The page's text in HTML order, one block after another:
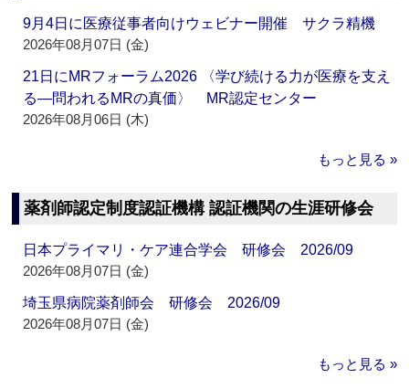
9月4日に医療従事者向けウェビナー開催 サクラ精機
2026年08月07日 (金)
21日にMRフォーラム2026 〈学び続ける力が医療を支え
る―問われるMRの真価〉 MR認定センター
2026年08月06日 (木)
もっと見る »
薬剤師認定制度認証機構 認証機関の生涯研修会
日本プライマリ・ケア連合学会 研修会 2026/09
2026年08月07日 (金)
埼玉県病院薬剤師会 研修会 2026/09
2026年08月07日 (金)
もっと見る »